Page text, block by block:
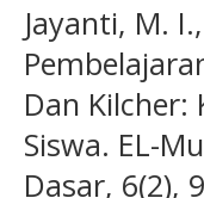
Jayanti, M.
Dan Kilcher:
Siswa. EL-
Dasar, 6(2),